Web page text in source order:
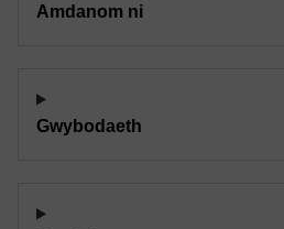
Amdanom ni
Gwybodaeth